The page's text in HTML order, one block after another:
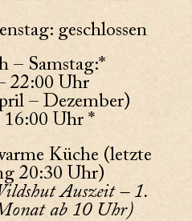
geschlossen
– Samstag:*
22:00 Uhr
– Dezember)
16:00 Uhr *
Küche (letzte
20:30 Uhr)
Auszeit – 1.
ab 10 Uhr)